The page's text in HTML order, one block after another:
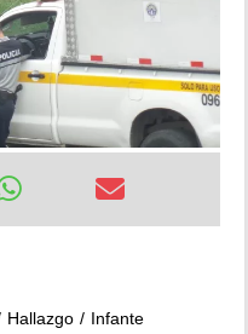
Hallazgo
Infante